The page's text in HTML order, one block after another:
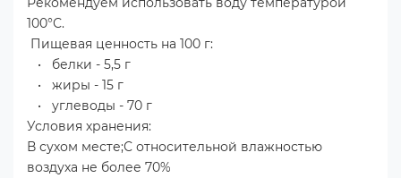
100°С.
Пищевая ценность на 100 г:
• белки - 5,5 г
• жиры - 15 г
• углеводы - 70 г
Условия хранения:
В сухом месте;С относительной влажностью
воздуха не более 70%